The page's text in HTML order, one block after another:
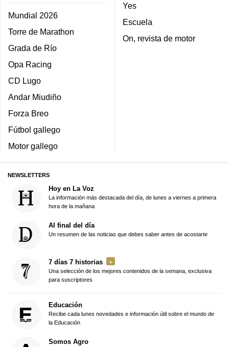
Mundial 2026
Torre de Marathon
Grada de Río
Opa Racing
CD Lugo
Andar Miudiño
Forza Breo
Fútbol gallego
Motor gallego
Yes
Escuela
On, revista de motor
NEWSLETTERS
Hoy en La Voz
La información más destacada del día, de lunes a viernes a primera
hora de la mañana
Al final del día
Un resumen de las noticias que debes saber antes de acostarte
7 días 7 historias
Una selección de los mejores contenidos de la semana, exclusiva
para suscriptores
Educación
Recibe cada lunes novedades e información útil sobre el mundo de
la Educación
Somos Agro